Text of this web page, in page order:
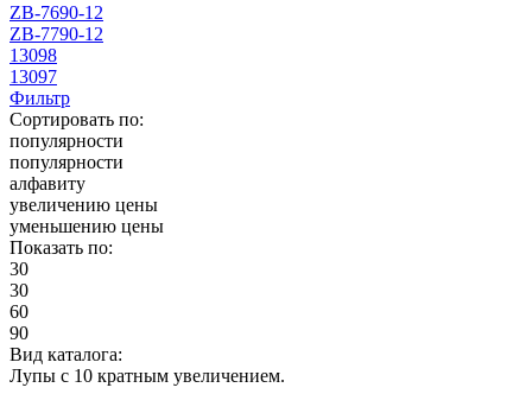
ZB-7690-12
ZB-7790-12
13098
13097
Фильтр
Сортировать по:
популярности
популярности
алфавиту
увеличению цены
уменьшению цены
Показать по:
30
30
60
90
Вид каталога:
Лупы с 10 кратным увеличением.